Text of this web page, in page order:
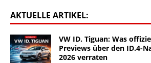
AKTUELLE ARTIKEL:
VW ID. Tiguan: Was
Previews über den ID.4-
2026 verraten